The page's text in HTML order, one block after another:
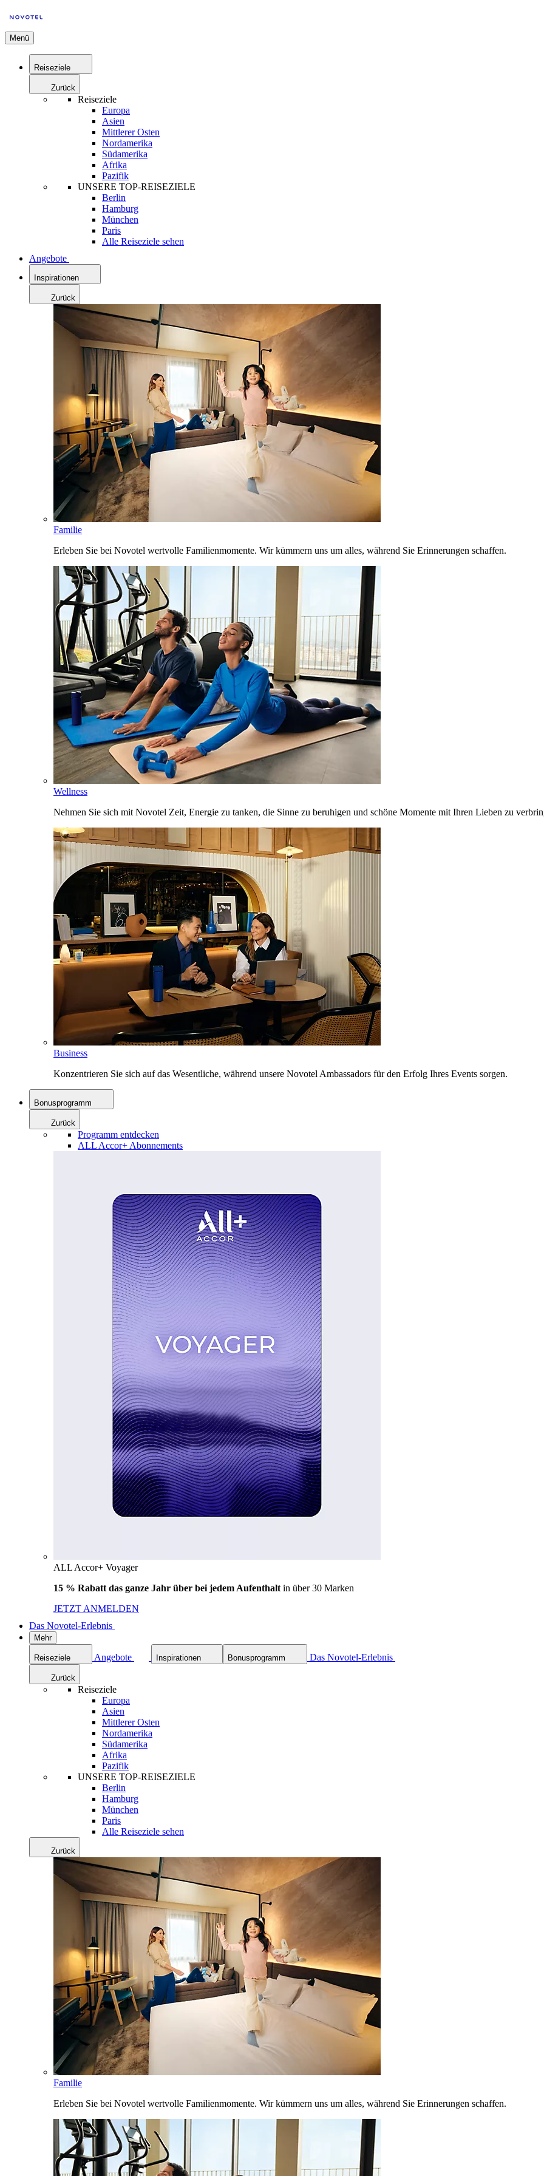
Menü
Reiseziele
Zurück
Reiseziele
Europa
Asien
Mittlerer Osten
Nordamerika
Südamerika
Afrika
Pazifik
UNSERE TOP-REISEZIELE
Berlin
Hamburg
München
Paris
Alle Reiseziele sehen
Angebote
Inspirationen
Zurück
Familie
Erleben Sie bei Novotel wertvolle Familienmomente. Wir kümmern uns um alles, während Sie Erinnerungen schaffen.
Wellness
Nehmen Sie sich mit Novotel Zeit, Energie zu tanken, die Sinne zu beruhigen und schöne Momente mit Ihren Lieben zu
Business
Konzentrieren Sie sich auf das Wesentliche, während unsere Novotel Ambassadors für den Erfolg Ihres Events sorgen.
Bonusprogramm
Zurück
Programm entdecken
ALL Accor+ Abonnements
ALL Accor+ Voyager
15 % Rabatt das ganze Jahr über bei jedem Aufenthalt in über 30 Marken
JETZT ANMELDEN
Das Novotel-Erlebnis
Mehr
Reiseziele Angebote Inspirationen Bonusprogramm Das Novotel-Erlebnis
Zurück
Reiseziele
Europa
Asien
Mittlerer Osten
Nordamerika
Südamerika
Afrika
Pazifik
UNSERE TOP-REISEZIELE
Berlin
Hamburg
München
Paris
Alle Reiseziele sehen
Zurück
Familie
Erleben Sie bei Novotel wertvolle Familienmomente. Wir kümmern uns um alles, während Sie Erinnerungen schaffen.